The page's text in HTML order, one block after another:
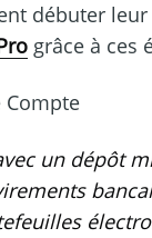
débuter
grâce à ces
Compte
un dépôt